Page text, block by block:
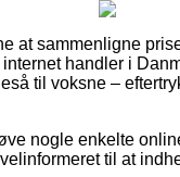
at sammenligne
handler i
til voksne –
nogle enkelte
til at